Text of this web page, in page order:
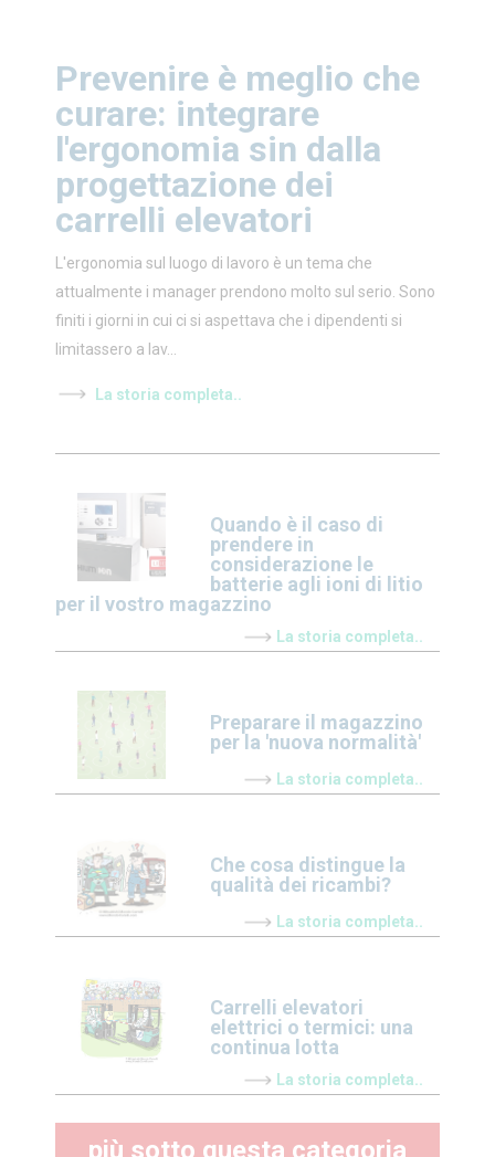
Prevenire è meglio che
curare: integrare
l'ergonomia sin dalla
progettazione dei
carrelli elevatori
L'ergonomia sul luogo di lavoro è un tema che
attualmente i manager prendono molto sul serio. Sono
finiti i giorni in cui ci si aspettava che i dipendenti si
limitassero a lav...
La storia completa..
Quando è il caso di
prendere in
considerazione le
batterie agli ioni di litio
per il vostro magazzino
La storia completa..
Preparare il magazzino
per la 'nuova normalità'
La storia completa..
Che cosa distingue la
qualità dei ricambi?
La storia completa..
Carrelli elevatori
elettrici o termici: una
continua lotta
La storia completa..
più sotto questa categoria